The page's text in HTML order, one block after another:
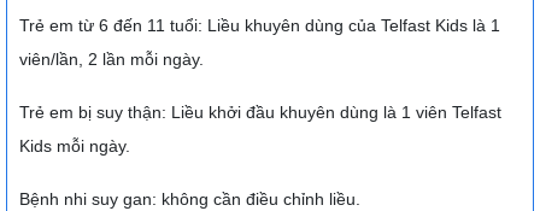
Trẻ em từ 6 đến 11 tuổi: Liều khuyên dùng của Telfast Kids là 1
viên/lần, 2 lần mỗi ngày.
Trẻ em bị suy thận: Liều khởi đầu khuyên dùng là 1 viên Telfast
Kids mỗi ngày.
Bệnh nhi suy gan: không cần điều chỉnh liều.